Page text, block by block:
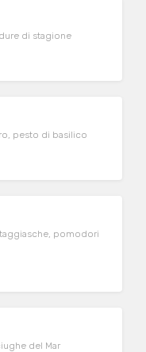
di stagione
pesto di basilico
pomodori
del Mar